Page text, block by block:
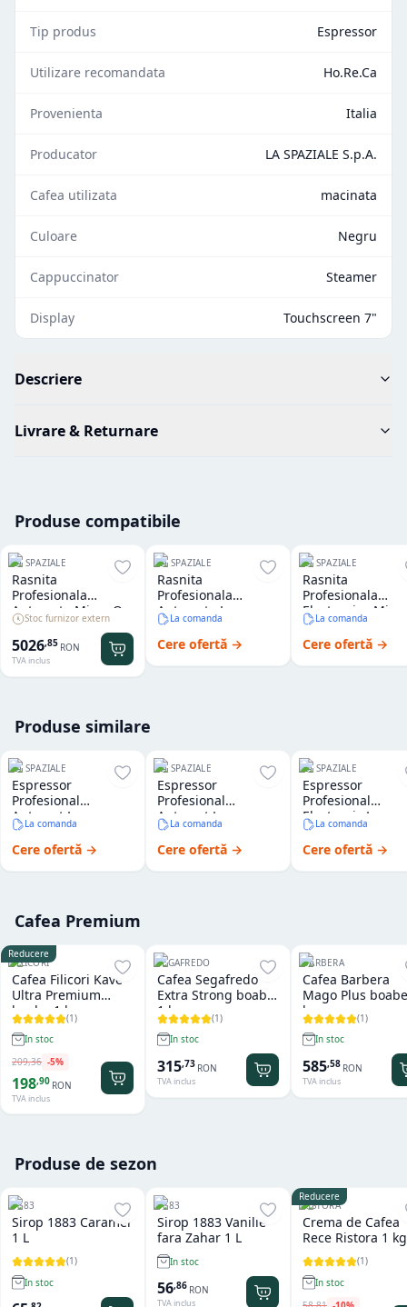
Tip produs Espressor
Utilizare recomandata Ho.Re.Ca
Provenienta Italia
Producator LA SPAZIALE S.p.A.
Cafea utilizata macinata
Culoare Negru
Cappuccinator Steamer
Display Touchscreen 7"
Descriere
Livrare & Returnare
Produse compatibile
LA SPAZIALE
Rasnita
Profesionala
Automata Micro On
Demand La
Spaziale
Stoc furnizor extern
5026,85 RON
TVA inclus
LA SPAZIALE
Rasnita
Profesionala
Automata La
Spaziale Mac 65
La comanda
Cere ofertă →
LA SPAZIALE
Rasnita
Profesionala
Electronica Micro
On Demand La
Spaziale
La comanda
Cere ofertă →
Produse similare
LA SPAZIALE
Espressor
Profesional
Automat La
Spaziale S40
Suprema 2 Grupuri
La comanda
Cere ofertă →
LA SPAZIALE
Espressor
Profesional
Automat La
Spaziale S8 EK
Compact 2 Grupuri
La comanda
Cere ofertă →
LA SPAZIALE
Espressor
Profesional
Electronic La
Spaziale S50
Seletron 2
La comanda
Cere ofertă →
Cafea Premium
Reducere
FILICORI
Cafea Filicori Kave
Ultra Premium
boabe 1 kg
(1)
In stoc
209,36 -5%
198,90 RON
TVA inclus
SEGAFREDO
Cafea Segafredo
Extra Strong boabe
1 kg
(1)
In stoc
315,73 RON
TVA inclus
BARBERA
Cafea Barbera
Mago Plus
kg
(1)
In stoc
585,58 RON
TVA inclus
Produse de sezon
1883
Sirop 1883 Caramel
1 L
(1)
In stoc
1883
Sirop 1883 Vanilie
fara Zahar 1 L
In stoc
56,86 RON
TVA inclus
Reducere
RISTORA
Crema de Cafea
Rece Ristora 1 kg
(1)
In stoc